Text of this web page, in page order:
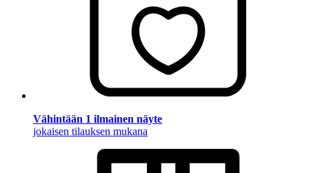
Vähintään 1 ilmainen näyte
jokaisen tilauksen mukana